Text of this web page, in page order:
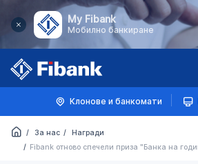
My Fibank
Мобилно банкиране
Клонове и банкомати
За нас
Награди
Fibank отново спечели приза "Банка на